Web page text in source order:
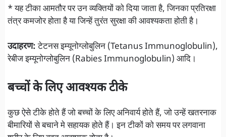
* यह टीका आमतौर पर उन व्यक्तियों को दिया जाता है, जिनका प्रतिरक्षा
तंत्र कमजोर होता है या जिन्हें तुरंत सुरक्षा की आवश्यकता होती है।
उदाहरण:टेटनस इम्यूनोग्लोबुलिन (Tetanus Immunoglobulin),
रेबीज इम्यूनोग्लोबुलिन (Rabies Immunoglobulin) आदि।
बच्चों के लिए आवश्यक टीके
कुछ ऐसे टीके होते हैं जो बच्चों के लिए अनिवार्य होते हैं, जो उन्हें खतरनाक
बीमारियों से बचाने मे सहायक होते हैं। इन टीकों को समय पर लगवाना